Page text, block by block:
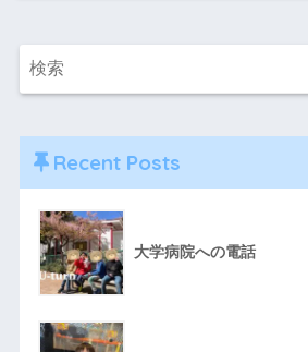
Recent Posts
大学病院への電話